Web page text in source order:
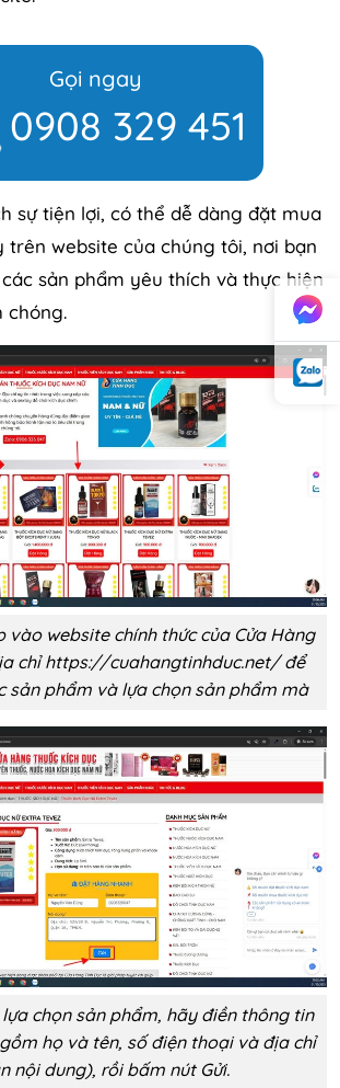
Gọi ngay
0908 329 451
sự tiện lợi, có thể dễ dàng đặt mua
website của chúng tôi, nơi bạn
sản phẩm yêu thích và thực hiện
chóng.
vào website chính thức của Cửa Hàng
chỉ https://cuahangtinhduc.net/ để
sản phẩm và lựa chọn sản phẩm mà
lựa chọn sản phẩm, hãy điền thông tin
họ và tên, số điện thoại và địa chỉ
nội dung), rồi bấm nút Gửi.